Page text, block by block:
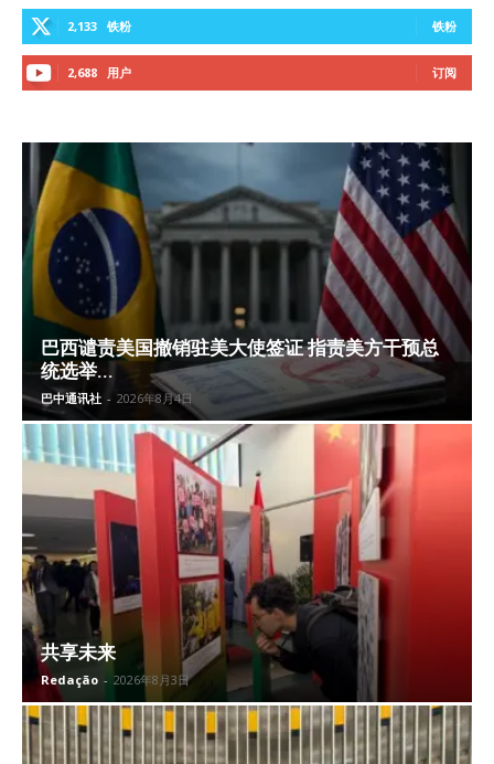
2,133 铁粉 铁粉
2,688 用户 订阅
巴西谴责美国撤销驻美大使签证 指责美方干预总
统选举...
巴中通讯社 - 2026年8月4日
共享未来
Redação - 2026年8月3日